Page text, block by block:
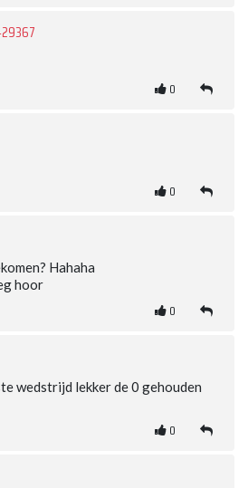
0
0
Hahaha
hoor
0
wedstrijd lekker de 0 gehouden
0